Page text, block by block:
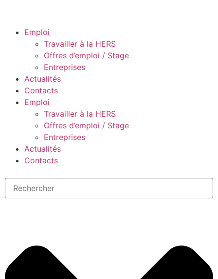
Emploi
Travailler à la HERS
Offres d’emploi / Stage
Entreprises
Actualités
Contacts
Emploi
Travailler à la HERS
Offres d’emploi / Stage
Entreprises
Actualités
Contacts